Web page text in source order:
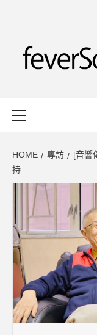
HOME 專訪
[音響
持